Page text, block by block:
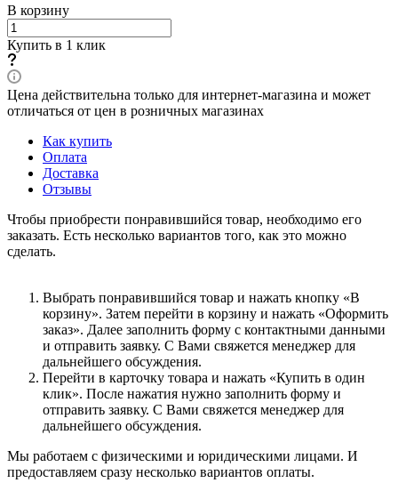
В корзину
Купить в 1 клик
Цена действительна только для интернет-магазина и может
отличаться от цен в розничных магазинах
Как купить
Оплата
Доставка
Отзывы
Чтобы приобрести понравившийся товар, необходимо его
заказать. Есть несколько вариантов того, как это можно
сделать.
Выбрать понравившийся товар и нажать кнопку «В
корзину». Затем перейти в корзину и нажать «Оформить
заказ». Далее заполнить форму с контактными данными
и отправить заявку. С Вами свяжется менеджер для
дальнейшего обсуждения.
Перейти в карточку товара и нажать «Купить в один
клик». После нажатия нужно заполнить форму и
отправить заявку. С Вами свяжется менеджер для
дальнейшего обсуждения.
Мы работаем с физическими и юридическими лицами. И
предоставляем сразу несколько вариантов оплаты.